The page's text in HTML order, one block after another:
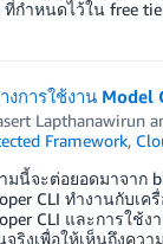
ที่กำหนดไว้ใน free
งการใช้งาน Model
Lapthanawirun
Framework,
มนี้จะต่อยอดมาจาก
CLI ทำงานกับเค
CLI และการใช้
จริงเพื่อให้เห็นถึงคว